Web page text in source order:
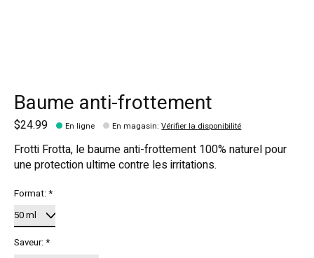
Baume anti-frottement
$24.99 En ligne En magasin:Vérifier la disponibilité
Frotti Frotta, le baume anti-frottement 100% naturel pour
une protection ultime contre les irritations.
Format:*
Saveur:*